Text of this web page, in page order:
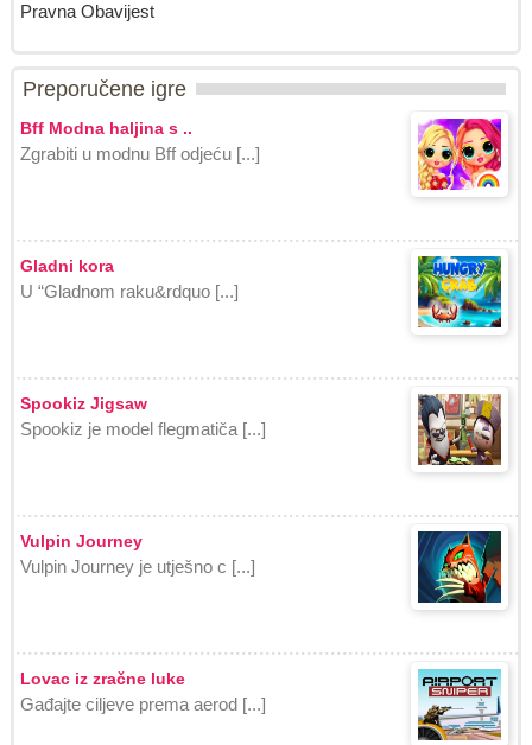
Pravna Obavijest
Preporučene igre
Bff Modna haljina s ..
Zgrabiti u modnu Bff odjeću [...]
Gladni kora
U “Gladnom raku&rdquo [...]
Spookiz Jigsaw
Spookiz je model flegmatiča [...]
Vulpin Journey
Vulpin Journey je utješno c [...]
Lovac iz zračne luke
Gađajte ciljeve prema aerod [...]